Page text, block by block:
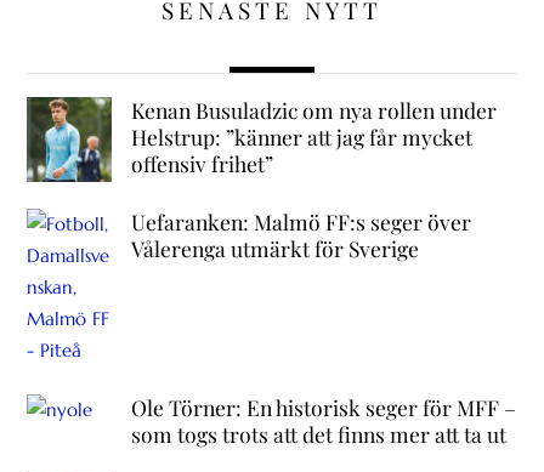
SENASTE NYTT
Kenan Busuladzic om nya rollen under
Helstrup: ”känner att jag får mycket
offensiv frihet”
Uefaranken: Malmö FF:s seger över
Vålerenga utmärkt för Sverige
Ole Törner: En historisk seger för MFF –
som togs trots att det finns mer att ta ut